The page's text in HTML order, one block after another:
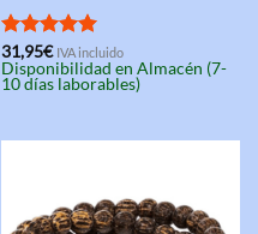
Valorado
con5.00
de 5
31,95€ IVA incluido
Disponibilidad en Almacén (7-
10 días laborables)